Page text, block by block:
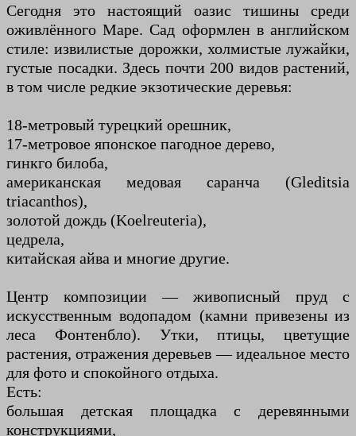
Сегодня это настоящий оазис тишины среди
оживлённого Маре. Сад оформлен в английском
стиле: извилистые дорожки, холмистые лужайки,
густые посадки. Здесь почти 200 видов растений,
в том числе редкие экзотические деревья:
18-метровый турецкий орешник,
17-метровое японское пагодное дерево,
гинкго билоба,
американская медовая саранча (Gleditsia
triacanthos),
золотой дождь (Koelreuteria),
цедрела,
китайская айва и многие другие.
Центр композиции — живописный пруд с
искусственным водопадом (камни привезены из
леса Фонтенбло). Утки, птицы, цветущие
растения, отражения деревьев — идеальное место
для фото и спокойного отдыха.
Есть:
большая детская площадка с деревянными
конструкциями,